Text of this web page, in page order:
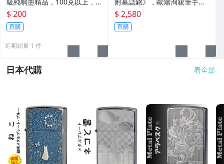
檀香墨質細膩黑亮 藍紫光放 檢
驗嚴選推薦 燈盞級墨 放藍紫光
檢驗嚴選
$ 200
直購
近期銷量 1 件
跡，典藏歷史與書法珍品 唐史
研究 碑刻藝術 田中和市版
$ 2,580
直購
日本代購 看全部